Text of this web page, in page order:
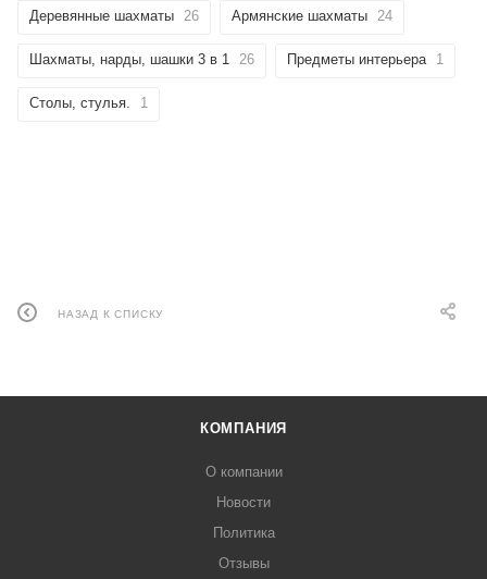
Деревянные шахматы 26 Армянские шахматы 24
Шахматы, нарды, шашки 3 в 1 26 Предметы интерьера 1
Столы, стулья. 1
НАЗАД К СПИСКУ
КОМПАНИЯ
О компании
Новости
Политика
Отзывы